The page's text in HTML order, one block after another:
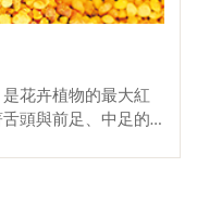
卉植物的最大紅
頭與前足、中足的